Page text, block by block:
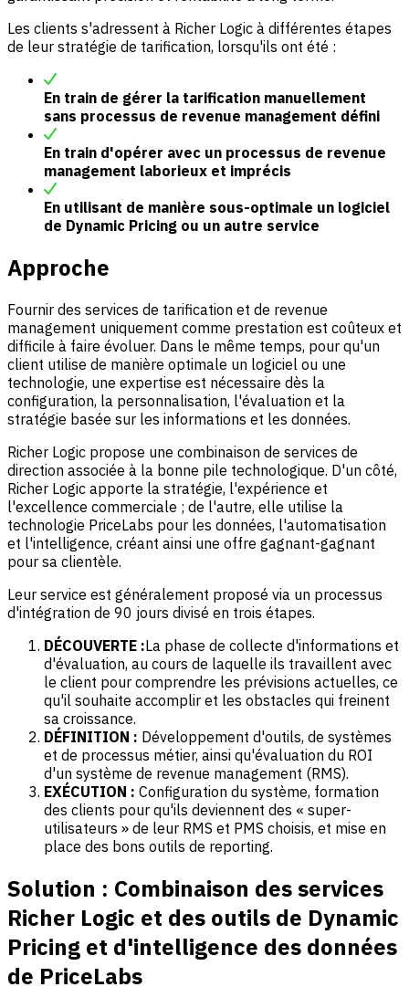
Les clients s'adressent à Richer Logic à différentes étapes
de leur stratégie de tarification, lorsqu'ils ont été :
En train de gérer la tarification manuellement
sans processus de revenue management défini
En train d'opérer avec un processus de revenue
management laborieux et imprécis
En utilisant de manière sous-optimale un logiciel
de Dynamic Pricing ou un autre service
Approche
Fournir des services de tarification et de revenue
management uniquement comme prestation est coûteux et
difficile à faire évoluer. Dans le même temps, pour qu'un
client utilise de manière optimale un logiciel ou une
technologie, une expertise est nécessaire dès la
configuration, la personnalisation, l'évaluation et la
stratégie basée sur les informations et les données.
Richer Logic propose une combinaison de services de
direction associée à la bonne pile technologique. D'un côté,
Richer Logic apporte la stratégie, l'expérience et
l'excellence commerciale ; de l'autre, elle utilise la
technologie PriceLabs pour les données, l'automatisation
et l'intelligence, créant ainsi une offre gagnant-gagnant
pour sa clientèle.
Leur service est généralement proposé via un processus
d'intégration de 90 jours divisé en trois étapes.
DÉCOUVERTE :La phase de collecte d'informations et
d'évaluation, au cours de laquelle ils travaillent avec
le client pour comprendre les prévisions actuelles, ce
qu'il souhaite accomplir et les obstacles qui freinent
sa croissance.
DÉFINITION : Développement d'outils, de systèmes
et de processus métier, ainsi qu'évaluation du ROI
d'un système de revenue management (RMS).
EXÉCUTION : Configuration du système, formation
des clients pour qu'ils deviennent des « super-
utilisateurs » de leur RMS et PMS choisis, et mise en
place des bons outils de reporting.
Solution : Combinaison des services
Richer Logic et des outils de Dynamic
Pricing et d'intelligence des données
de PriceLabs